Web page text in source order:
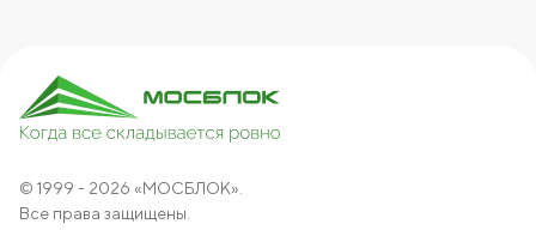
© 1999 - 2026 «МОСБЛОК».
Все права защищены.